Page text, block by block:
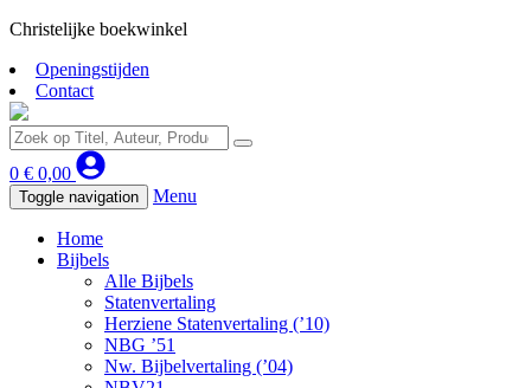
Christelijke boekwinkel
Openingstijden
Contact
0 € 0,00
Toggle navigation Menu
Home
Bijbels
Alle Bijbels
Statenvertaling
Herziene Statenvertaling (’10)
NBG ’51
Nw. Bijbelvertaling (’04)